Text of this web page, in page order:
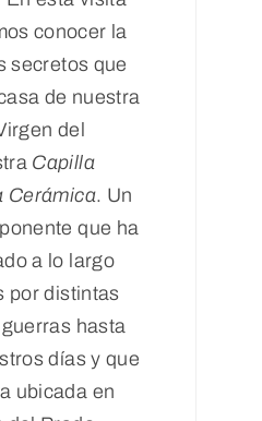
conocer la
secretos que
de nuestra
del
Capilla
Cerámica. Un
que ha
a lo largo
por distintas
hasta
días y que
ubicada en